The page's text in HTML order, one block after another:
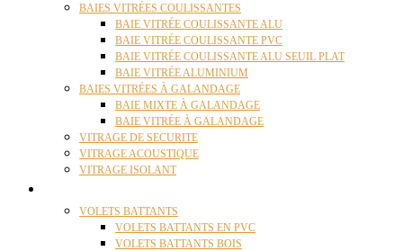
BAIES VITRÉES COULISSANTES
BAIE VITRÉE COULISSANTE ALU
BAIE VITRÉE COULISSANTE PVC
BAIE VITRÉE COULISSANTE ALU SEUIL PLAT
BAIE VITRÉE ALUMINIUM
BAIES VITRÉES À GALANDAGE
BAIE MIXTE À GALANDAGE
BAIE VITRÉE À GALANDAGE
VITRAGE DE SECURITE
VITRAGE ACOUSTIQUE
VITRAGE ISOLANT
VOLETS BATTANTS
VOLETS BATTANTS EN PVC
VOLETS BATTANTS BOIS